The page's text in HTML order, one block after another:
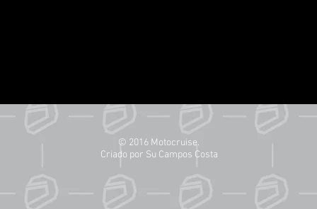
© 2016 Motocruise.
Criado por Su Campos Costa